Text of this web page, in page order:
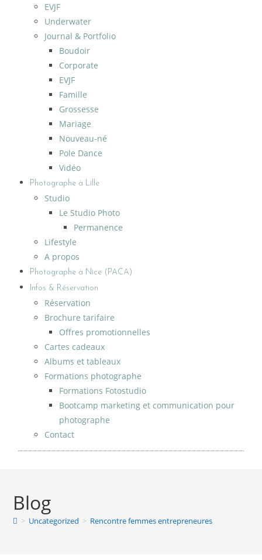
EVJF
Underwater
Journal & Portfolio
Boudoir
Corporate
EVJF
Famille
Grossesse
Mariage
Nouveau-né
Pole Dance
Vidéo
Photographe à Lille
Studio
Le Studio Photo
Permanence
Lifestyle
A propos
Photographe à Nice (PACA)
Infos & Réservation
Réservation
Brochure tarifaire
Offres promotionnelles
Cartes cadeaux
Albums et tableaux
Formations photographe
Formations Fotostudio
Bootcamp marketing et communication pour
photographe
Contact
Blog
> Uncategorized > Rencontre femmes entrepreneures